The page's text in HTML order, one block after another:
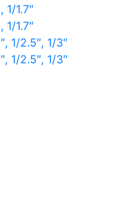
1.7″
1.7″
1/2.5″, 1/3″
1/2.5″, 1/3″